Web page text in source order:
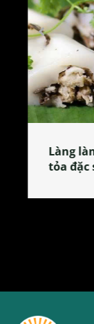
Làng
tỏa đặc